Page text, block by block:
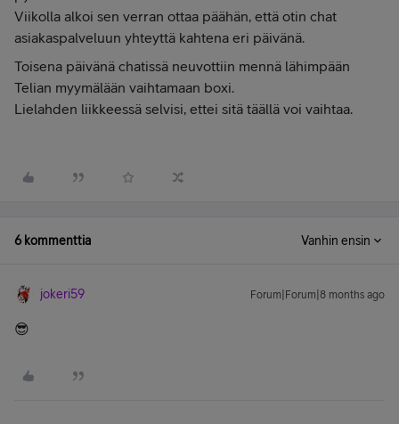
Viikolla alkoi sen verran ottaa päähän, että otin chat
asiakaspalveluun yhteyttä kahtena eri päivänä.
Toisena päivänä chatissä neuvottiin mennä lähimpään
Telian myymälään vaihtamaan boxi.
Lielahden liikkeessä selvisi, ettei sitä täällä voi vaihtaa.
6 kommenttia Vanhin ensin
jokeri59 Forum|Forum|8 months ago
😎